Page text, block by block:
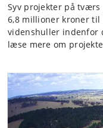
Syv projekter på tværs
6,8 millioner kroner
videnshuller indenfor
læse mere om